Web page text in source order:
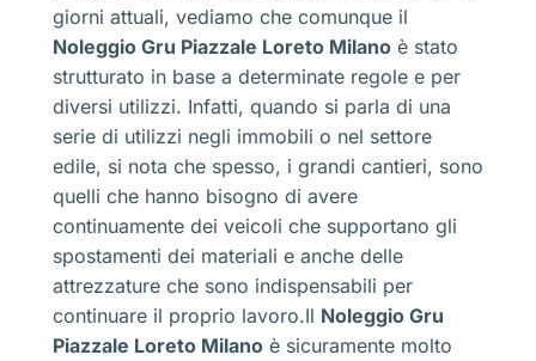
giorni attuali, vediamo che comunque il
Noleggio Gru Piazzale Loreto Milano è stato
strutturato in base a determinate regole e per
diversi utilizzi. Infatti, quando si parla di una
serie di utilizzi negli immobili o nel settore
edile, si nota che spesso, i grandi cantieri, sono
quelli che hanno bisogno di avere
continuamente dei veicoli che supportano gli
spostamenti dei materiali e anche delle
attrezzature che sono indispensabili per
continuare il proprio lavoro.Il Noleggio Gru
Piazzale Loreto Milano è sicuramente molto